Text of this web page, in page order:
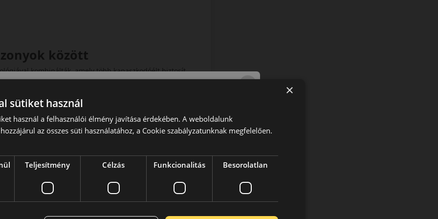
között
kombinálták, amely több kapaszkodóélt biztosít
téli útviszonyok között.
védelem
így nedves úton is magas biztonságot nyújt. Az
utazás halkabb és kényelmesebb. Ezáltal a sportos
tulajdonosainak kínál kompromisszummentes
×
sütiket használ
használ a felhasználói élmény javítása érdekében. A weboldalunk
az összes süti használatához, a Cookie szabályzatunknak megfelelően.
Teljesítmény Célzás Funkcionalitás Besorolatlan